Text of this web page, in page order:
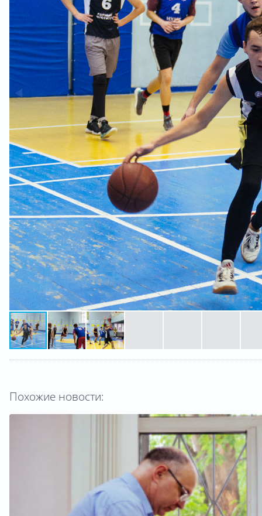
Похожие новости: